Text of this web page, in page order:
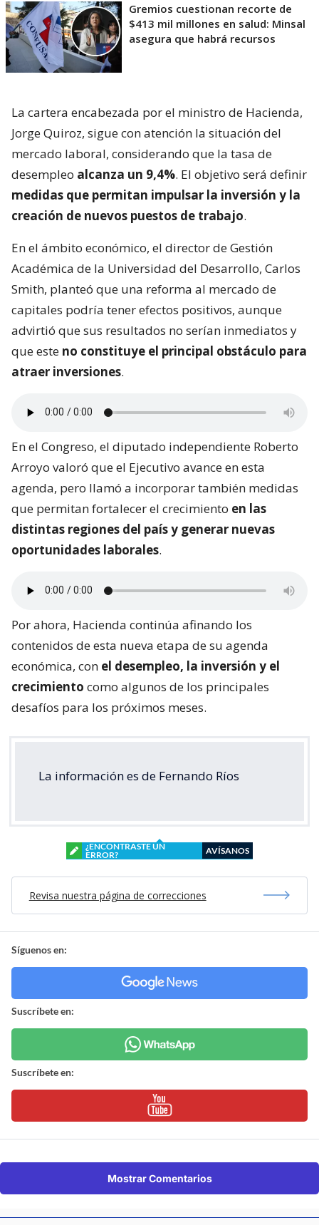
Gremios cuestionan recorte de
$413 mil millones en salud: Minsal
asegura que habrá recursos
La cartera encabezada por el ministro de Hacienda,
Jorge Quiroz, sigue con atención la situación del
mercado laboral, considerando que la tasa de
desempleo alcanza un 9,4%. El objetivo será definir
medidas que permitan impulsar la inversión y la
creación de nuevos puestos de trabajo.
En el ámbito económico, el director de Gestión
Académica de la Universidad del Desarrollo, Carlos
Smith, planteó que una reforma al mercado de
capitales podría tener efectos positivos, aunque
advirtió que sus resultados no serían inmediatos y
que este no constituye el principal obstáculo para
atraer inversiones.
En el Congreso, el diputado independiente Roberto
Arroyo valoró que el Ejecutivo avance en esta
agenda, pero llamó a incorporar también medidas
que permitan fortalecer el crecimiento en las
distintas regiones del país y generar nuevas
oportunidades laborales.
Por ahora, Hacienda continúa afinando los
contenidos de esta nueva etapa de su agenda
económica, con el desempleo, la inversión y el
crecimiento como algunos de los principales
desafíos para los próximos meses.
La información es de Fernando Ríos
¿ENCONTRASTE UN
ERROR?
AVÍSANOS
Revisa nuestra página de correcciones
Síguenos en:
Suscríbete en:
Suscríbete en:
Mostrar Comentarios